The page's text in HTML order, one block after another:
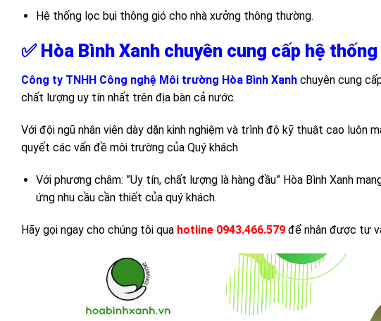
Hệ thống lọc bụi thông gió cho nhà xưởng thông thường.
✅ Hòa Bình Xanh chuyên cung cấp hệ
Công ty TNHH Công nghệ Môi trường Hòa Bình Xanh chuyên cung
chất lượng uy tín nhất trên địa bàn cả nước.
Với đội ngũ nhân viên dày dặn kinh nghiệm và trình độ kỹ thuật cao luôn
quyết các vấn đề môi trường của Quý khách
Với phương châm: ”Uy tín, chất lượng là hàng đầu” Hòa Bình Xanh
ứng nhu cầu cần thiết của quý khách.
Hãy gọi ngay cho chúng tôi qua hotline 0943.466.579 để nhân được tư